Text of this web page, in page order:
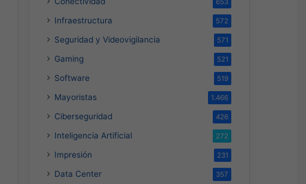
653
Infraestructura 572
Seguridad y Videovigilancia 571
Gaming 521
Software 519
Mayoristas 1.466
Ciberseguridad 426
Inteligencia Artificial 272
Impresión 231
Data Center 357